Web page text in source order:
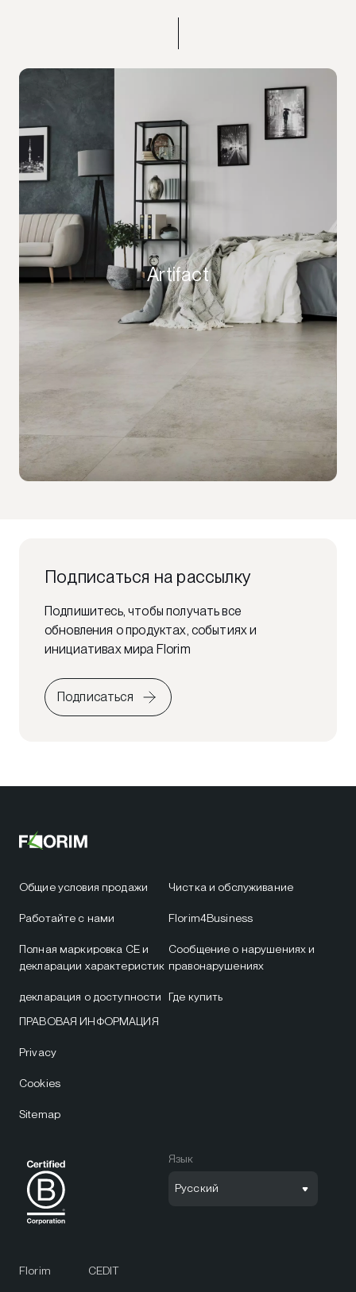
Artifact
Подписаться на рассылку
Подпишитесь, чтобы получать все
обновления о продуктах, событиях и
инициативах мира Florim
Подписаться
Общие условия продажи
Работайте с нами
Полная маркировка CE и
декларации характеристик
декларация о доступности
Чистка и обслуживание
Florim4Business
Сообщение о нарушениях и
правонарушениях
Где купить
ПРАВОВАЯ ИНФОРМАЦИЯ
Privacy
Cookies
Sitemap
Язык
Русский
Florim CEDIT